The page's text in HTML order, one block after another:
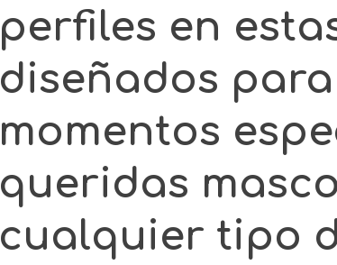
perfiles en
diseñados
momentos
queridas
cualquier tipo